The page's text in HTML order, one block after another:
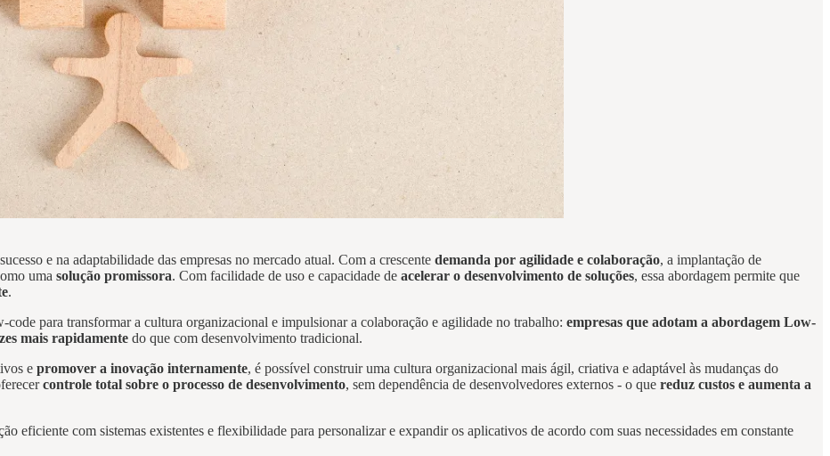
e na adaptabilidade das empresas no mercado atual. Com a crescente demanda por agilidade e colaboração, a implantação de
uma solução promissora. Com facilidade de uso e capacidade de acelerar o desenvolvimento de soluções, essa abordagem permite que
.
para transformar a cultura organizacional e impulsionar a colaboração e agilidade no trabalho: empresas que adotam a abordagem Low-
mais rapidamente do que com desenvolvimento tradicional.
e promover a inovação internamente, é possível construir uma cultura organizacional mais ágil, criativa e adaptável às mudanças do
controle total sobre o processo de desenvolvimento, sem dependência de desenvolvedores externos - o que reduz custos e aumenta a
eficiente com sistemas existentes e flexibilidade para personalizar e expandir os aplicativos de acordo com suas necessidades em constante